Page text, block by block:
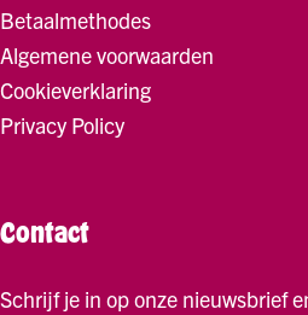
Betaalmethodes
Algemene voorwaarden
Cookieverklaring
Privacy Policy
Contact
Schrijf je in op onze nieuwsbrief